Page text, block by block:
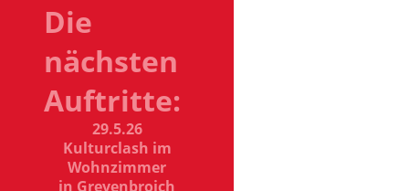
Die
nächsten
Auftritte:
29.5.26
Kulturclash im
Wohnzimmer
in Grevenbroich